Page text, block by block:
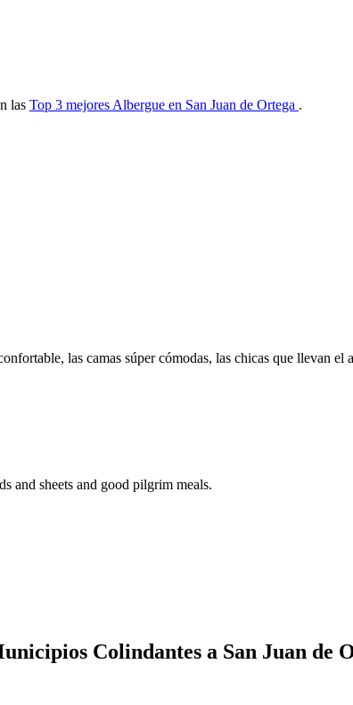
las Top 3 mejores Albergue en San Juan de Ortega .
las camas súper cómodas, las chicas que llevan
and sheets and good pilgrim meals.
Colindantes a San Juan de